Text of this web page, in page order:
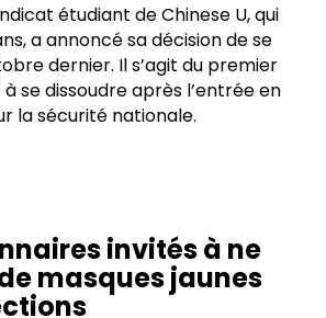
étudiant de Chinese U, qui
a annoncé sa décision de se
dernier. Il s’agit du premier
se dissoudre après l’entrée en
la sécurité nationale.
invités à ne
masques jaunes